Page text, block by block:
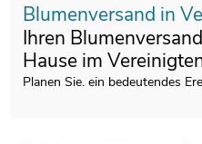
Blumenversand in
Ihren
Hause im
Planen Sie, ein bedeutendes
familiären Umfeld? Oder